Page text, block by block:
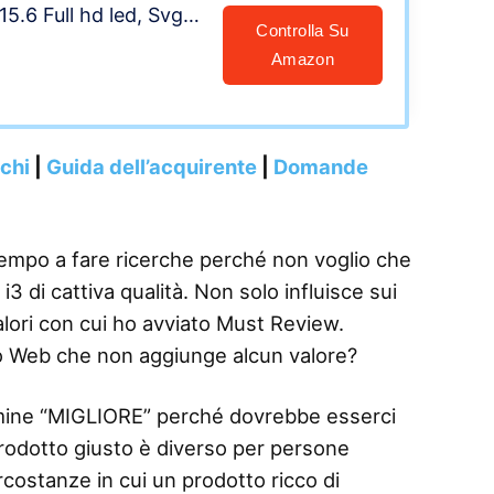
Full hd led, Svga
Controlla Su
Amazon
Guida dell’acquirente Domande
a fare ricerche perché non voglio che
di cattiva qualità. Non solo influisce sui
con cui ho avviato Must Review.
che non aggiunge alcun valore?
“MIGLIORE” perché dovrebbe esserci
giusto è diverso per persone
in cui un prodotto ricco di